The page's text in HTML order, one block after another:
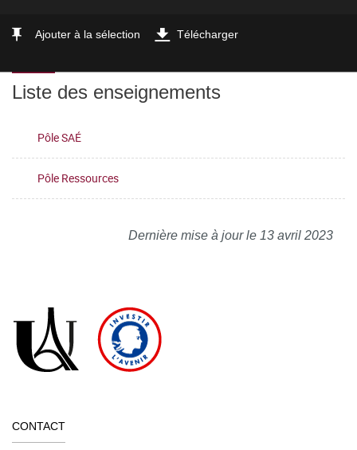
Ajouter à la sélection Télécharger
Liste des enseignements
Pôle SAÉ
Pôle Ressources
Dernière mise à jour le 13 avril 2023
CONTACT